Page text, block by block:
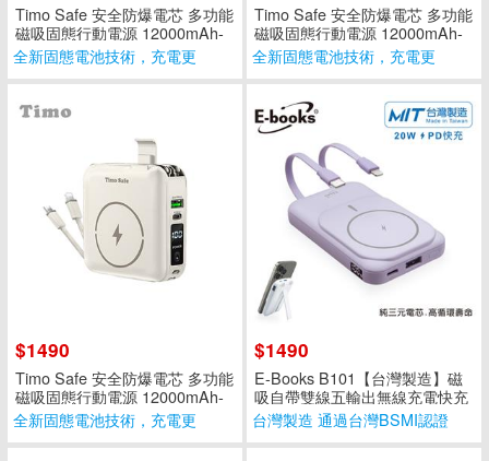
Timo Safe 安全防爆電芯 多功能
磁吸固態行動電源 12000mAh-
典雅白
全新固態電池技術，充電更
安心
Timo Safe 安全防爆電芯 多功能
磁吸固態行動電源 12000mAh-
丁香紫
全新固態電池技術，充電更
安心
$1490
Timo Safe 安全防爆電芯 多功能
磁吸固態行動電源 12000mAh-
燕麥杏
全新固態電池技術，充電更
安心
$1490
E-Books B101【台灣製造】磁
吸自帶雙線五輸出無線充電快充
行動電源-紫
台灣製造 通過台灣BSMI認證